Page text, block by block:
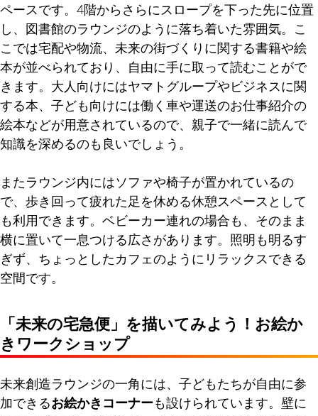
ペースです。4階からさらにスロープを下った先に位置
し、図書館のラウンジのように落ち着いた雰囲気。こ
こでは宅配や物流、未来の街づくりに関する書籍や絵
本が並べられており、自由に手に取って読むことがで
きます。大人向けにはヤマトグループやビジネスに関
する本、子ども向けには働く車や運送のお仕事紹介の
絵本などが用意されているので、親子で一緒に読んで
知識を深めるのも良いでしょう。
またラウンジ内にはソファや椅子が置かれているの
で、歩き回って疲れた足を休める休憩スペースとして
も利用できます。ベビーカー連れの場合も、そのまま
横に置いて一息つける広さがあります。照明も明るす
ぎず、ちょっとしたカフェのようにリラックスできる
空間です。
「未来の宅急便」を描いてみよう！お絵か
きワークショップ
未来創造ラウンジの一角には、子どもたちが自由に参
加できるお絵かきコーナーも設けられています。壁に